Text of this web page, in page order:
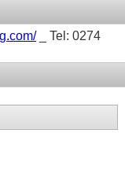
_ Tel: 0274